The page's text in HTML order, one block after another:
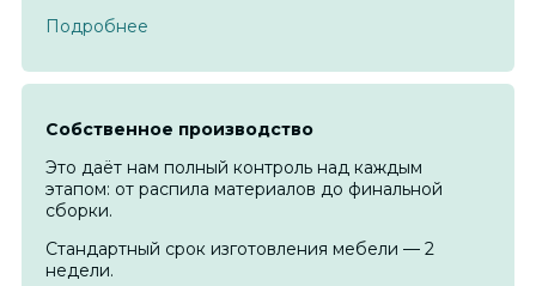
Подробнее
Cобственное производство
Это даёт нам полный контроль над каждым
этапом: от распила материалов до финальной
сборки.
Стандартный срок изготовления мебели — 2
недели.